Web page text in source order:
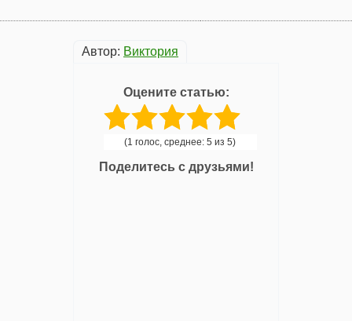
Автор: Виктория
Оцените статью:
(1 голос, среднее: 5 из 5)
Поделитесь с друзьями!